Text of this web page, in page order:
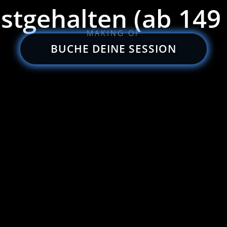
(ab 149
MAKING OF
BUCHE DEINE SESSION